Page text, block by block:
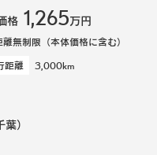
格 1,265万円
無制限（本体価格に含む）
距離 3,000km
葉）